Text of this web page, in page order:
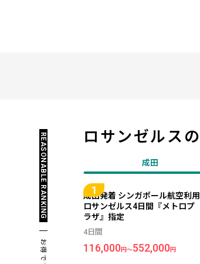
ロサンゼルスの
REASONABLE RANKING 成田
成田発着 シンガポール航空利用
ロサンゼルス4日間『メトロプ
ラザ』指定
4日間
116,000円～552,000円